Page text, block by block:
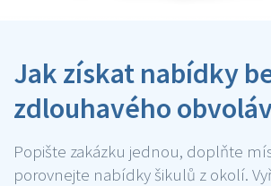
Jak získat nabídky
zdlouhavého
Popište zakázku jednou, doplňte
porovnejte nabídky šikulů z okolí.